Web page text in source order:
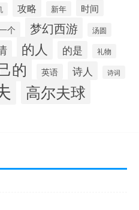
攻略 新年 时间
个 梦幻西游 汤圆
的人 的是 礼物
的 英语 诗人 诗词
高尔夫球